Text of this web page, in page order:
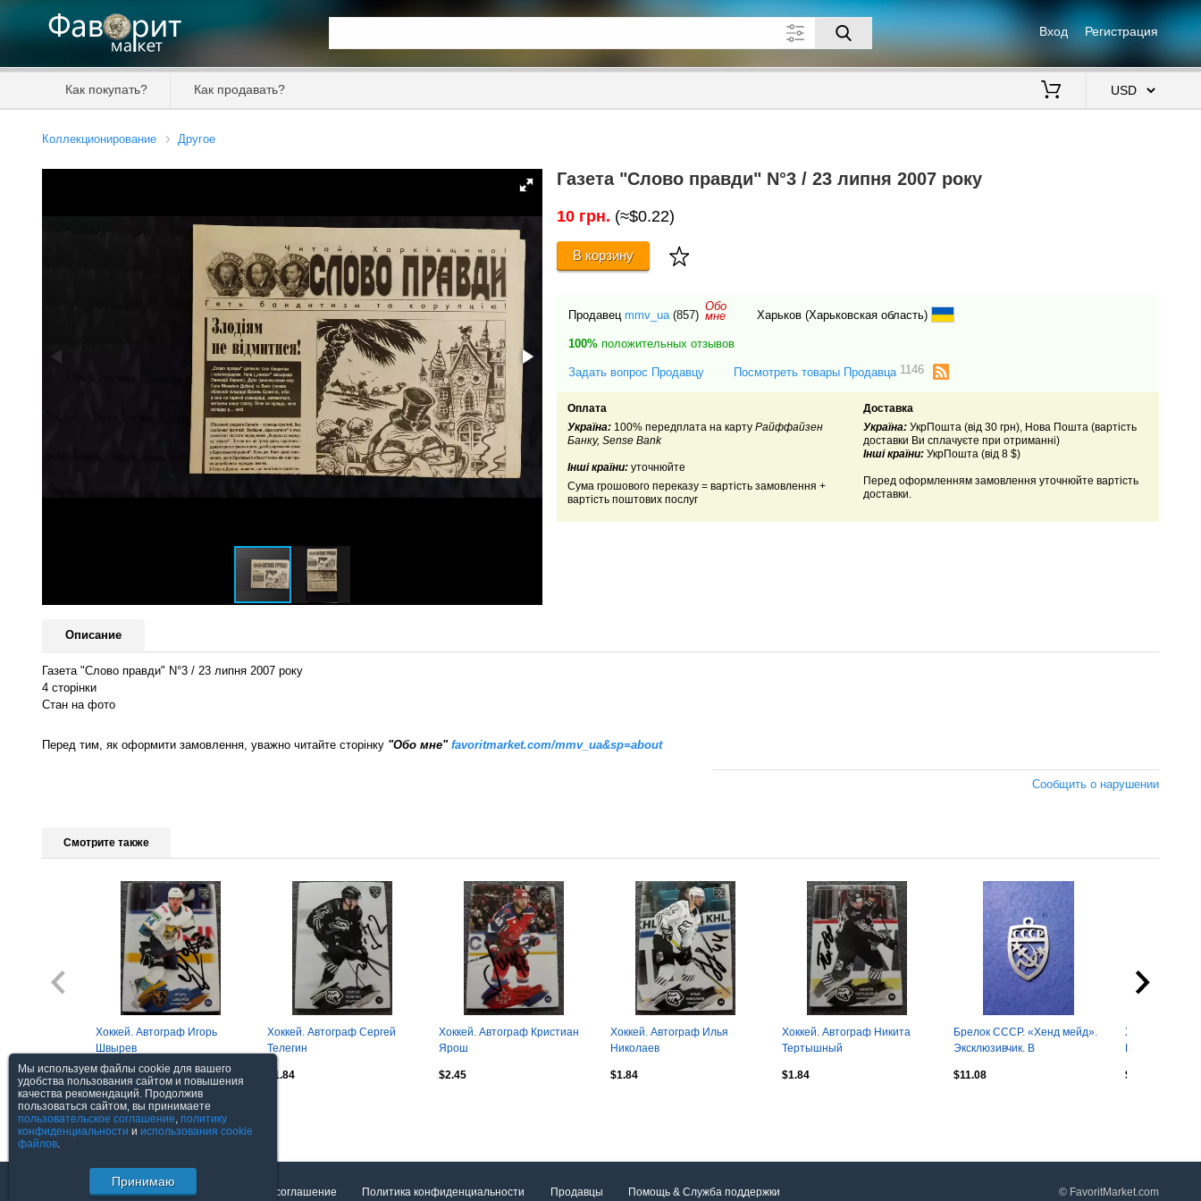
Вход Регистрация
Как покупать? Как продавать?
Коллекционирование Другое
Газета "Слово правди" N°3 / 23 липня 2007 року
10 грн. (≈$0.22)
В корзину
Продавец mmv_ua (857)
Обо
мне Харьков (Харьковская область)
100% положительных отзывов
Задать вопрос Продавцу Посмотреть товары Продавца 1146
Оплата
Україна:100% передплата на карту Райффайзен
Банку, Sense Bank
Інші країни:уточнюйте
Сума грошового переказу = вартість замовлення +
вартість поштових послуг
Доставка
Україна:УкрПошта (від 30 грн), Нова Пошта (вартість
доставки Ви сплачуєте при отриманні)
Інші країни:УкрПошта (від 8 $)
Перед оформленням замовлення уточнюйте вартість
доставки.
Описание
Газета "Слово правди" N°3 / 23 липня 2007 року
4 сторінки
Стан на фото
Перед тим, як оформити замовлення, уважно читайте сторінку "Обо мне" favoritmarket.com/mmv_ua&sp=about
Сообщить о нарушении
Смотрите также
Хоккей. Автограф Игорь
Швырев
$1.23
Хоккей. Автограф Сергей
Телегин
$1.84
Хоккей. Автограф Кристиан
Ярош
$2.45
Хоккей. Автограф Илья
Николаев
$1.84
Хоккей. Автограф Никита
Тертышный
$1.84
Брелок СССР. «Хенд мейд».
Эксклюзивчик. В
Нержавейка.
$11.08
Хоккей.
$3.68
Посмотреть все
О торговой площадке Пользовательское соглашение Политика конфиденциальности Продавцы Помощь & Служба поддержки © FavoritMarket.com
Мы используем файлы cookie для вашего
удобства пользования сайтом и повышения
качества рекомендаций. Продолжив
пользоваться сайтом, вы принимаете
пользовательское соглашение, политику
конфиденциальности и использования cookie
файлов.
Принимаю